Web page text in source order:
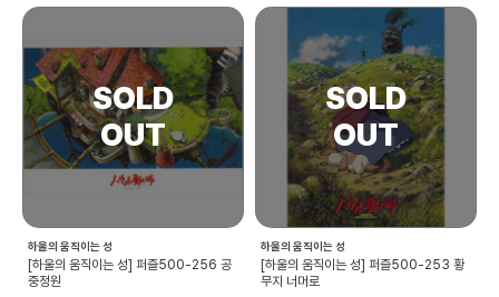
하울의 움직이는 성
[하울의 움직이는 성] 퍼즐500-256 공
중정원
하울의 움직이는 성
[하울의 움직이는 성] 퍼즐500-253 황
무지 너머로